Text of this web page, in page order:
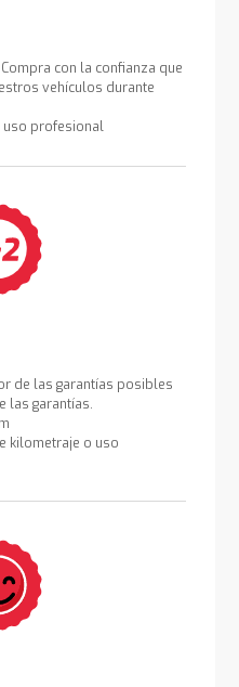
con la confianza que
vehículos durante
uso profesional
de las garantías posibles
las garantías.
kilometraje o uso